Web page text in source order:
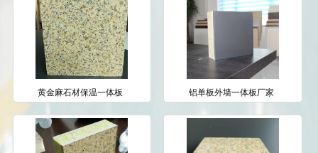
黄金麻石材保温一体板 铝单板外墙一体板厂家